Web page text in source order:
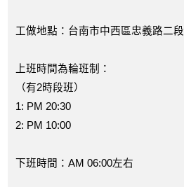
工做地點：台南市中西區忠義路二段
上班時間為輪班制：
（有2時段班）
1: PM 20:30
2: PM 10:00
下班時間：AM 06:00左右